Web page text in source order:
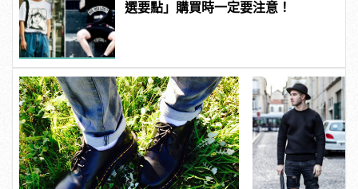
選要點」購買時一定要注意！